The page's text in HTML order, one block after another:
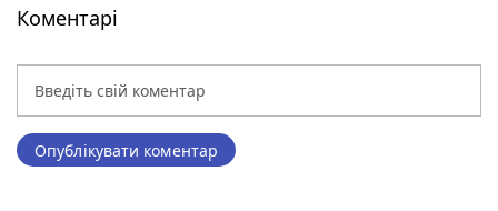
Коментарі
Опублікувати коментар